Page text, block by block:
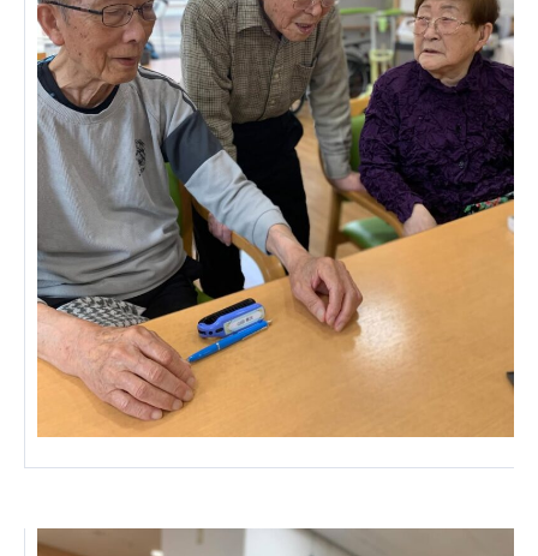
OKP with Life クリニック
こうのすナーシングホーム共生園
あげお共生の家
医療法人 京都翔医会
西京都病院
西京都クリニック
洛桂の郷
桂寿の郷
訪問看護ステーション秋桜
上桂の郷
ファミリエール吉祥院
教育（共に生きる仲間達）
学校法人明星学園 関東福祉専門学校
明星幼稚園 志学会高等学校